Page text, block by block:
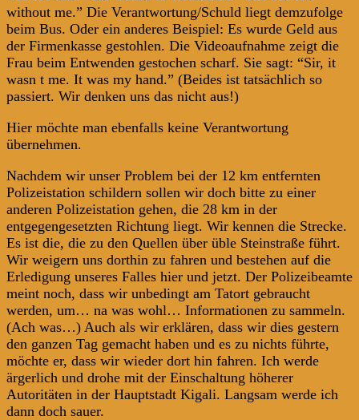
without me.” Die Verantwortung/Schuld liegt demzufolge
beim Bus. Oder ein anderes Beispiel: Es wurde Geld aus
der Firmenkasse gestohlen. Die Videoaufnahme zeigt die
Frau beim Entwenden gestochen scharf. Sie sagt: “Sir, it
wasn t me. It was my hand.” (Beides ist tatsächlich so
passiert. Wir denken uns das nicht aus!)
Hier möchte man ebenfalls keine Verantwortung
übernehmen.
Nachdem wir unser Problem bei der 12 km entfernten
Polizeistation schildern sollen wir doch bitte zu einer
anderen Polizeistation gehen, die 28 km in der
entgegengesetzten Richtung liegt. Wir kennen die Strecke.
Es ist die, die zu den Quellen über üble Steinstraße führt.
Wir weigern uns dorthin zu fahren und bestehen auf die
Erledigung unseres Falles hier und jetzt. Der Polizeibeamte
meint noch, dass wir unbedingt am Tatort gebraucht
werden, um… na was wohl… Informationen zu sammeln.
(Ach was…) Auch als wir erklären, dass wir dies gestern
den ganzen Tag gemacht haben und es zu nichts führte,
möchte er, dass wir wieder dort hin fahren. Ich werde
ärgerlich und drohe mit der Einschaltung höherer
Autoritäten in der Hauptstadt Kigali. Langsam werde ich
dann doch sauer.